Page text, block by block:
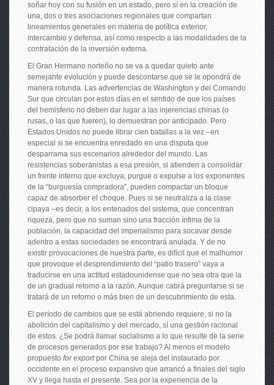
soñar hoy con su fusión en un estado, pero sí en la creación de
una, dos o tres asociaciones regionales que compartan
lineamientos generales en materia de política exterior,
intercambio y defensa, así como respecto a las modalidades de la
contratación de la inversión externa.
El Gran Hermano norteño no se va a quedar quieto ante
semejante evolución y puede descontarse que se le opondrá de
manera rotunda. Las advertencias de Washington y del Comando
Sur que circulan por estos días en el sentido de que los países
del hemisferio no deben dar lugar a las injerencias chinas (o
rusas, o las que fueren), lo demuestran por anticipado. Pero
Estados Unidos no puede librar cien batallas a la vez –en
especial si se encuentra enredado en una disputa que
desparrama sus escenarios alrededor del mundo. Las
resistencias soberanistas a esa presión, si atienden a consolidar
un frente interno que excluya, purgue o expulse a los exponentes
de la “burguesía compradora”, pueden compactar un bloque
capaz de absorber el choque. Pues si se neutraliza a la clase
cipaya –es decir, a los entenados del sistema, que concentran
riqueza, pero que no suman sino una fracción ínfima de la
población, la capacidad del imperialismo para socavar desde
adentro a estas sociedades se encontrará anulada. Y de no
existir provocaciones de nuestra parte, es difícil que el malhumor
que provoque el desprendimiento del “patio trasero” vaya a
traducirse en una actitud estadounidense que no sea otra que la
de un gradual retorno a la razón. Aunque cabrá preguntarse si se
tratará de un retorno o más bien de un descubrimiento de esta.
El período de cambios que se está abriendo requiere, si no la
abolición del capitalismo y del mercado, sí una gestión racional
de estos. ¿Se podrá llamar socialismo a lo que resulte de la serie
de procesos generados por ese trabajo? Al menos el modelo
propuesto for exportpor China se aleja del instaurado por
occidente en el proceso expansivo que arrancó a finales del siglo
XV y llega hasta el presente. Sea por la experiencia de la